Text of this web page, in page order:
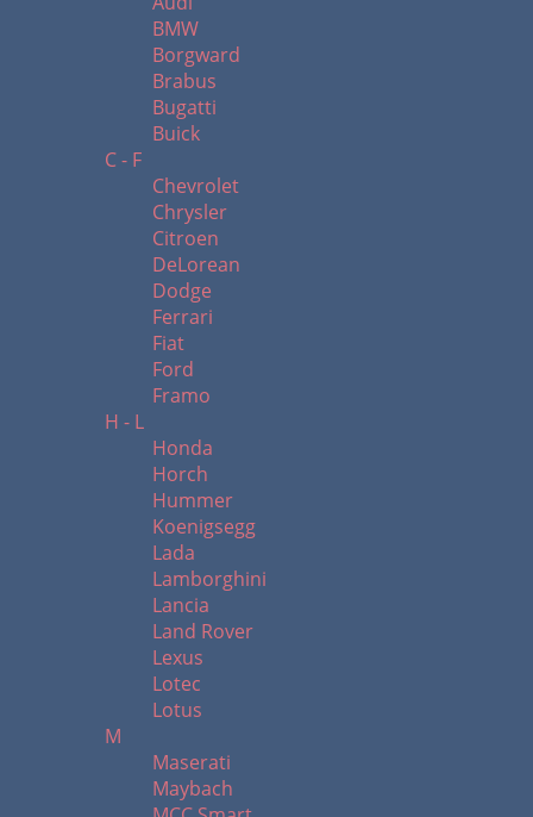
BMW
Borgward
Brabus
Bugatti
Buick
C - F
Chevrolet
Chrysler
Citroen
DeLorean
Dodge
Ferrari
Fiat
Ford
Framo
H - L
Honda
Horch
Hummer
Koenigsegg
Lada
Lamborghini
Lancia
Land Rover
Lexus
Lotec
Lotus
M
Maserati
Maybach